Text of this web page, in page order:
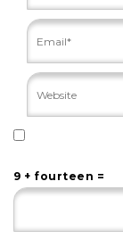
9 + fourteen =